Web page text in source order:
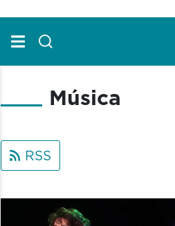
Música
RSS